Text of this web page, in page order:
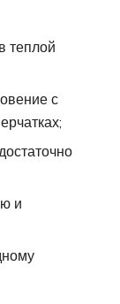
теплой
с
и